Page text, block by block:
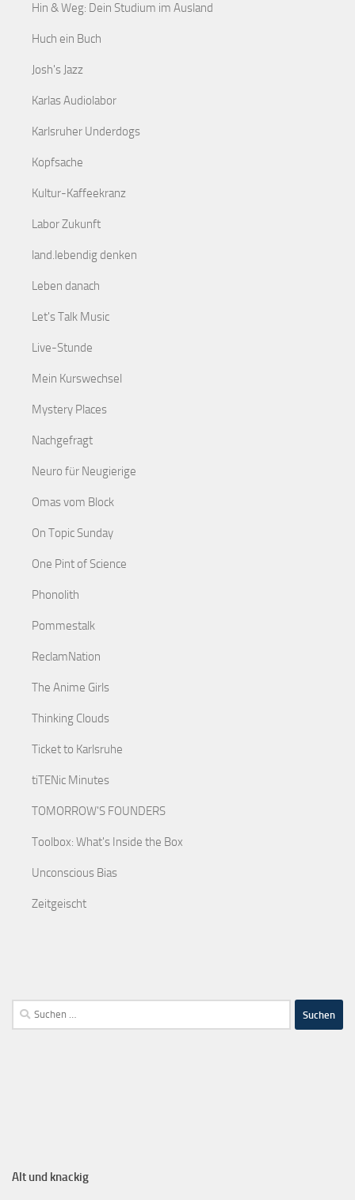
Hin & Weg: Dein Studium im Ausland
Huch ein Buch
Josh's Jazz
Karlas Audiolabor
Karlsruher Underdogs
Kopfsache
Kultur-Kaffeekranz
Labor Zukunft
land.lebendig denken
Leben danach
Let's Talk Music
Live-Stunde
Mein Kurswechsel
Mystery Places
Nachgefragt
Neuro für Neugierige
Omas vom Block
On Topic Sunday
One Pint of Science
Phonolith
Pommestalk
ReclamNation
The Anime Girls
Thinking Clouds
Ticket to Karlsruhe
tiTENic Minutes
TOMORROW'S FOUNDERS
Toolbox: What's Inside the Box
Unconscious Bias
Zeitgeischt
Alt und knackig